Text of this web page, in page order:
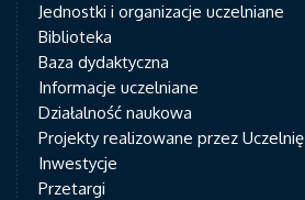
Jednostki i organizacje uczelniane
Biblioteka
Baza dydaktyczna
Informacje uczelniane
Działalność naukowa
Projekty realizowane przez Uczelnię
Inwestycje
Przetargi